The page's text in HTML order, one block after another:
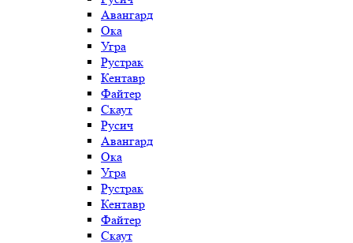
Авангард
Ока
Угра
Рустрак
Кентавр
Файтер
Скаут
Русич
Авангард
Ока
Угра
Рустрак
Кентавр
Файтер
Скаут